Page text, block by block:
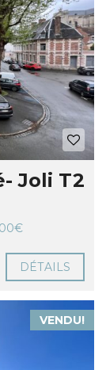
Joli T2
DÉTAILS
VENDU!